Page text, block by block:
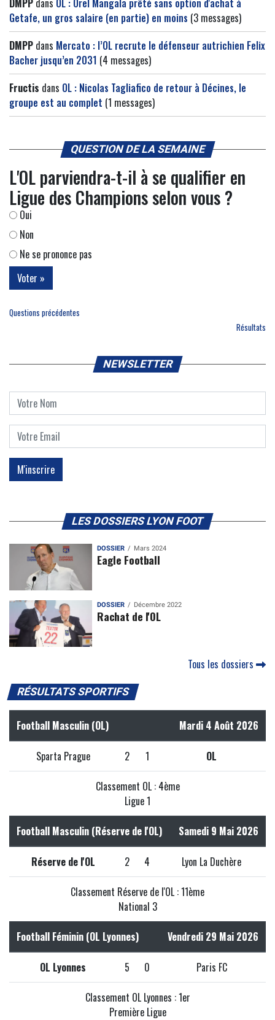
DMPP dans OL : Orel Mangala prêté sans option d'achat à
Getafe, un gros salaire (en partie) en moins (3 messages)
DMPP dans Mercato : l’OL recrute le défenseur autrichien Felix
Bacher jusqu’en 2031 (4 messages)
Fructis dans OL : Nicolas Tagliafico de retour à Décines, le
groupe est au complet (1 messages)
QUESTION DE LA SEMAINE
L'OL parviendra-t-il à se qualifier en
Ligue des Champions selon vous ?
Oui
Non
Ne se prononce pas
Questions précédentes
Résultats
NEWSLETTER
LES DOSSIERS LYON FOOT
DOSSIER Mars 2024
Eagle Football
DOSSIER Décembre 2022
Rachat de l'OL
Tous les dossiers
RÉSULTATS SPORTIFS
Football Masculin (OL) Mardi 4 Août 2026
Sparta Prague 2 1 OL
Classement OL : 4ème
Ligue 1
Football Masculin (Réserve de l'OL) Samedi 9 Mai 2026
Réserve de l'OL 2 4 Lyon La Duchère
Classement Réserve de l'OL : 11ème
National 3
Football Féminin (OL Lyonnes) Vendredi 29 Mai 2026
OL Lyonnes 5 0 Paris FC
Classement OL Lyonnes : 1er
Première Ligue